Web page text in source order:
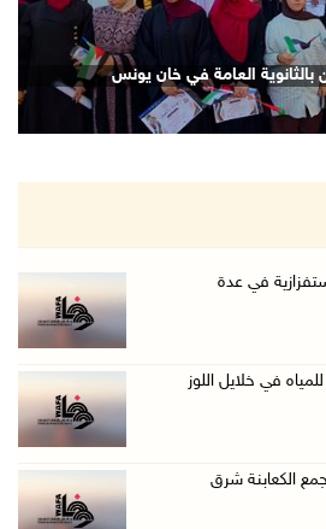
تجمع الكعابنة شرق الطي ...
وسط مخاوف بشأن مستقب ...
منذ كانون الثاني
عسكريا شرق بيت لحم
يقتحمون برك سلي ...
الاحتلال من مخيم قل ...
بالثانوية العامة في خان يونس
في عدة
في خلايل اللوز
الكعابنة شرق